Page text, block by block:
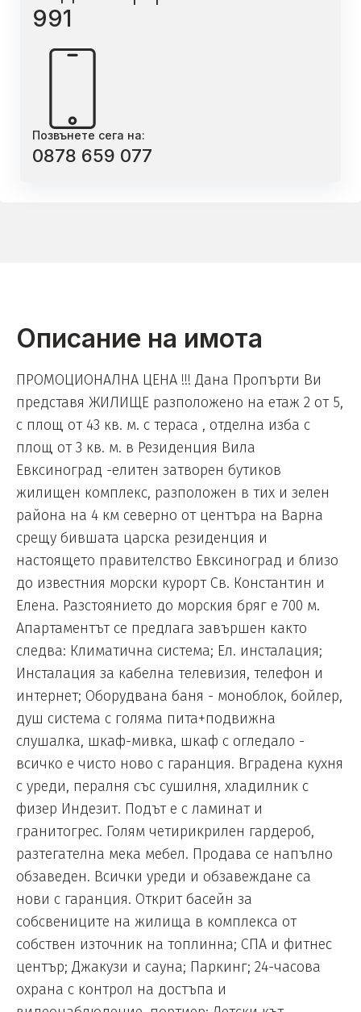
991
Позвънете сега на:
0878 659 077
Описание на имота
ПРОМОЦИОНАЛНА ЦЕНА !!! Дана Пропърти Ви
представя ЖИЛИЩЕ разположено на етаж 2 от 5,
с площ от 43 кв. м. с тераса , отделна изба с
площ от 3 кв. м. в Резиденция Вила
Евксиноград -елитен затворен бутиков
жилищен комплекс, разположен в тих и зелен
района на 4 км северно от центъра на Варна
срещу бившата царска резиденция и
настоящето правителство Евксиноград и близо
до известния морски курорт Св. Константин и
Елена. Разстоянието до морския бряг е 700 м.
Апартаментът се предлага завършен както
следва: Климатична система; Ел. инсталация;
Инсталация за кабелна телевизия, телефон и
интернет; Оборудвана баня - моноблок, бойлер,
душ система с голяма пита+подвижна
слушалка, шкаф-мивка, шкаф с огледало -
всичко е чисто ново с гаранция. Вградена кухня
с уреди, пералня със сушилня, хладилник с
физер Индезит. Подът е с ламинат и
гранитогрес. Голям четирикрилен гардероб,
разтегателна мека мебел. Продава се напълно
обзаведен. Всички уреди и обзавеждане са
нови с гаранция. Открит басейн за
собсвениците на жилища в комплекса от
собствен източник на топлинна; СПА и фитнес
център; Джакузи и сауна; Паркинг; 24-часова
охрана с контрол на достъпа и